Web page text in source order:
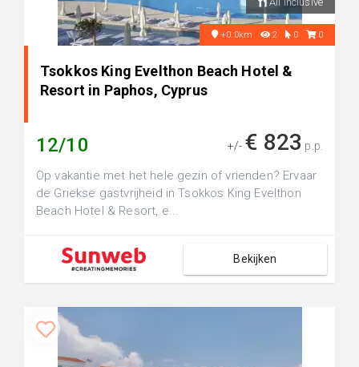
+0.0km 2 0 0
Tsokkos King Evelthon Beach Hotel &
Resort in Paphos, Cyprus
12/10 +/- € 823 p.p.
Op vakantie met het hele gezin of vrienden? Ervaar
de Griekse gastvrijheid in Tsokkos King Evelthon
Beach Hotel & Resort, e...
Bekijken